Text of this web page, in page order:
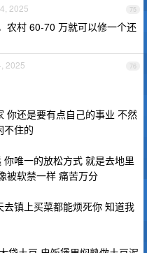
75
2025
农村 60-70 万就可以修一个还
76
2025
你还是要有点自己的事业 不然
不住的
唯一的放松方式 就是去地里
被软禁一样 痛苦万分
镇上买菜都能烦死你 知道我